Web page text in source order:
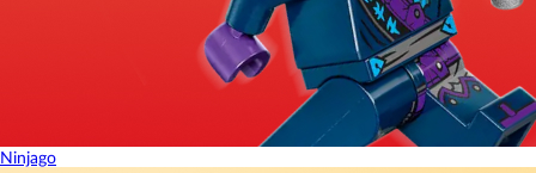
Ninjago